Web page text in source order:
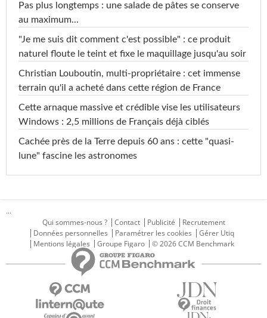
Pas plus longtemps : une salade de pâtes se conserve
au maximum...
"Je me suis dit comment c'est possible" : ce produit
naturel floute le teint et fixe le maquillage jusqu'au soir
Christian Louboutin, multi-propriétaire : cet immense
terrain qu'il a acheté dans cette région de France
Cette arnaque massive et crédible vise les utilisateurs
Windows : 2,5 millions de Français déjà ciblés
Cachée près de la Terre depuis 60 ans : cette "quasi-
lune" fascine les astronomes
...
Qui sommes-nous ?
Contact Publicité
Recrutement
Données personnelles
Paramétrer les cookies
Gérer Utiq
Mentions légales
Groupe Figaro © 2026 CCM Benchmark